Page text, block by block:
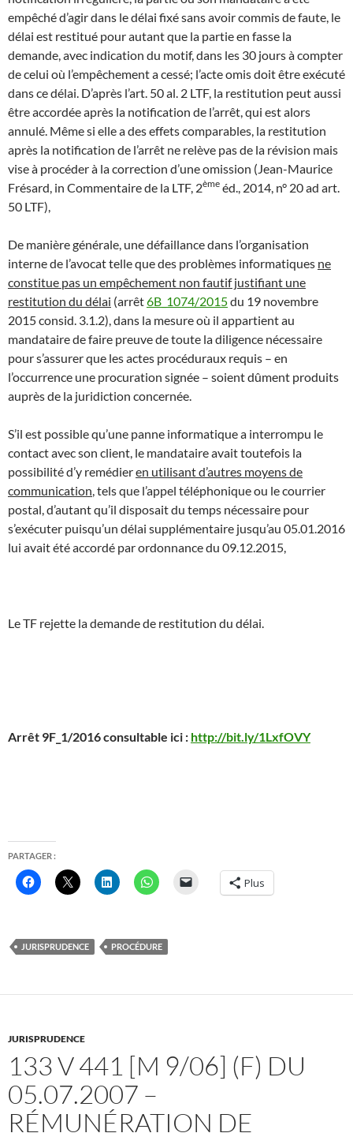
empêché d’agir dans le délai fixé sans avoir commis de faute, le
délai est restitué pour autant que la partie en fasse la
demande, avec indication du motif, dans les 30 jours à compter
de celui où l’empêchement a cessé; l’acte omis doit être exécuté
dans ce délai. D’après l’art. 50 al. 2 LTF, la restitution peut aussi
être accordée après la notification de l’arrêt, qui est alors
annulé. Même si elle a des effets comparables, la restitution
après la notification de l’arrêt ne relève pas de la révision mais
vise à procéder à la correction d’une omission (Jean-Maurice
Frésard, in Commentaire de la LTF, 2ème éd., 2014, n° 20 ad art.
50 LTF),
De manière générale, une défaillance dans l’organisation
interne de l’avocat telle que des problèmes informatiques ne
constitue pas un empêchement non fautif justifiant une
restitution du délai (arrêt6B_1074/2015du 19 novembre
2015 consid. 3.1.2), dans la mesure où il appartient au
mandataire de faire preuve de toute la diligence nécessaire
pour s’assurer que les actes procéduraux requis – en
l’occurrence une procuration signée – soient dûment produits
auprès de la juridiction concernée.
S’il est possible qu’une panne informatique a interrompu le
contact avec son client, le mandataire avait toutefois la
possibilité d’y remédieren utilisant d’autres moyens de
communication , tels que l’appel téléphonique ou le courrier
postal, d’autant qu’il disposait du temps nécessaire pour
s’exécuter puisqu’un délai supplémentaire jusqu’au 05.01.2016
lui avait été accordé par ordonnance du 09.12.2015,
Le TF rejette la demande de restitution du délai.
Arrêt 9F_1/2016 consultable ici : http://bit.ly/1LxfOVY
PARTAGER :
Plus
JURISPRUDENCE PROCÉDURE
JURISPRUDENCE
133 V 441 [M 9/06] (F) DU
05.07.2007 –
RÉMUNÉRATION DE